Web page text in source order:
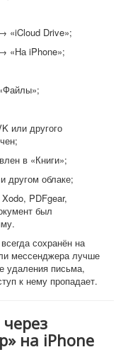
«iCloud Drive»;
«На iPhone»;
или другого
в «Книги»;
другом облаке;
PDFgear,
был
сохранён на
мессенджера лучше
удаления письма,
к нему пропадает.
на iPhone